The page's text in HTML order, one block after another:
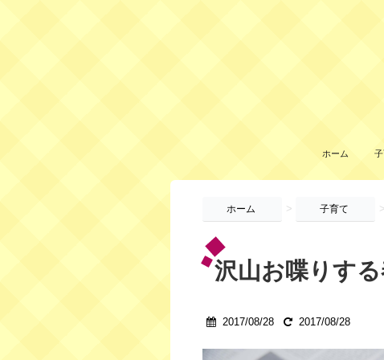
ホーム
ホーム > 子育て >
沢山お喋りす
2017/08/28 2017/08/28